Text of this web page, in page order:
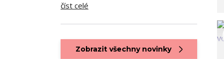
číst celé
Zobrazit všechny novinky